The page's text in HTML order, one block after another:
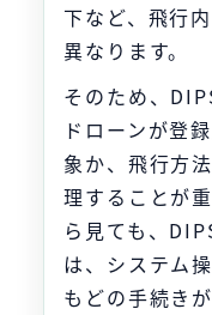
下など、飛行
異なります。
そのため、
ドローンが登
象か、飛行方
理することが
ら見ても、
は、システム
もどの手続き